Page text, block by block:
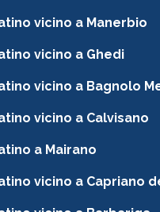
vicino a Manerbio
vicino a Ghedi
vicino a Bagnolo
vicino a Calvisano
a Mairano
vicino a Capriano